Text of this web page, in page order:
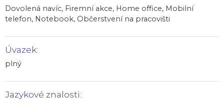
Dovolená navíc, Firemní akce, Home office, Mobilní
telefon, Notebook, Občerstvení na pracovišti
Úvazek:
plný
Jazykové znalosti: